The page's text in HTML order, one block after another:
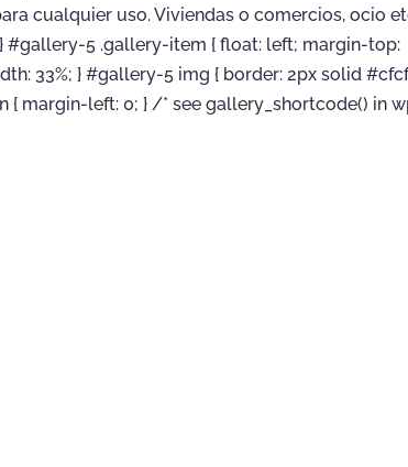
cualquier uso. Viviendas o comercios, ocio
#gallery-5 .gallery-item { float: left; margin-top:
33%; } #gallery-5 img { border: 2px solid
margin-left: 0; } /* see gallery_shortcode() in